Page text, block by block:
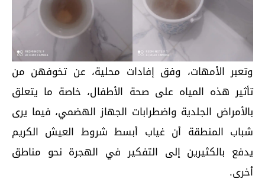
وتعبر الأمهات، وفق إفادات محلية، عن تخوفهن من
تأثير هذه المياه على صحة الأطفال، خاصة ما يتعلق
بالأمراض الجلدية واضطرابات الجهاز الهضمي، فيما يرى
شباب المنطقة أن غياب أبسط شروط العيش الكريم
يدفع بالكثيرين إلى التفكير في الهجرة نحو مناطق
أخرى.